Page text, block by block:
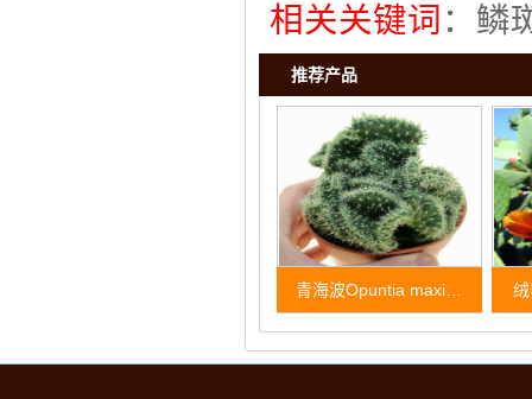
相关关键词 ： 鳞
推荐产品
青海波Opuntia maxi…